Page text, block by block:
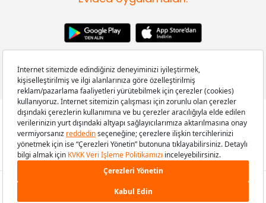
Copyright © 2008-2026 Evidea.com | Tüm hakları saklıdır.